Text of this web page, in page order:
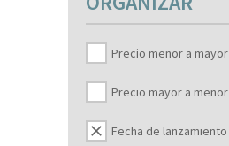
Precio menor a mayor
Precio mayor a menor
clear Fecha de lanzamiento